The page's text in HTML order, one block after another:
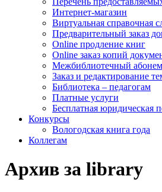
Интернет-магазин
Виртуальная справочная
Предварительный заказ
Online продление книг
Online заказ копий
Межбиблиотечный
Заказ и редактирование
Библиотека – педагогам
Платные услуги
Бесплатная юридическая
Конкурсы
Вологодская книга года
Коллегам
Архив за library